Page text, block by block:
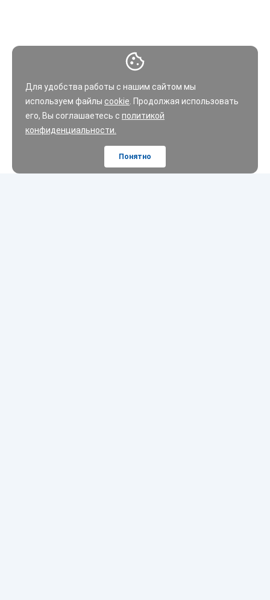
Для удобства работы с нашим сайтом мы
используем файлы cookie . Продолжая использовать
его, Вы соглашаетесь с политикой
конфиденциальности.
Понятно